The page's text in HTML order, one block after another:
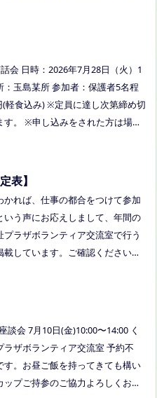
ってる、だけではなく、ご家族
なかった方も、フリースクールっ
会 日時：2026年7月28日（火）1
：玉島某所 参加者：保護者5名程
(軽食込み) ※定員に達し次第締め切
す。 ※申し込みをされた方は場所
締め切り：2026年7月24日（金）1
たは、公式LINE、Instagramにメ
ださい。
表】
かれば、仕事の都合をつけて参加
いう声にお応えしまして、年間の
プラザボランティア交流室で行う
載しています。ご確認ください！
伝えします。
談会 7月10日(金)10:00〜14:00 く
ラザボランティア交流室 予約不
す。お昼ご飯を持ってきても構い
ップご持参のご協力よろしくお願